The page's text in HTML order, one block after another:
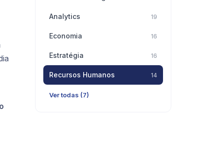
Analytics 19
Economia 16
Estratégia 16
Recursos Humanos 14
Ver todas (7)